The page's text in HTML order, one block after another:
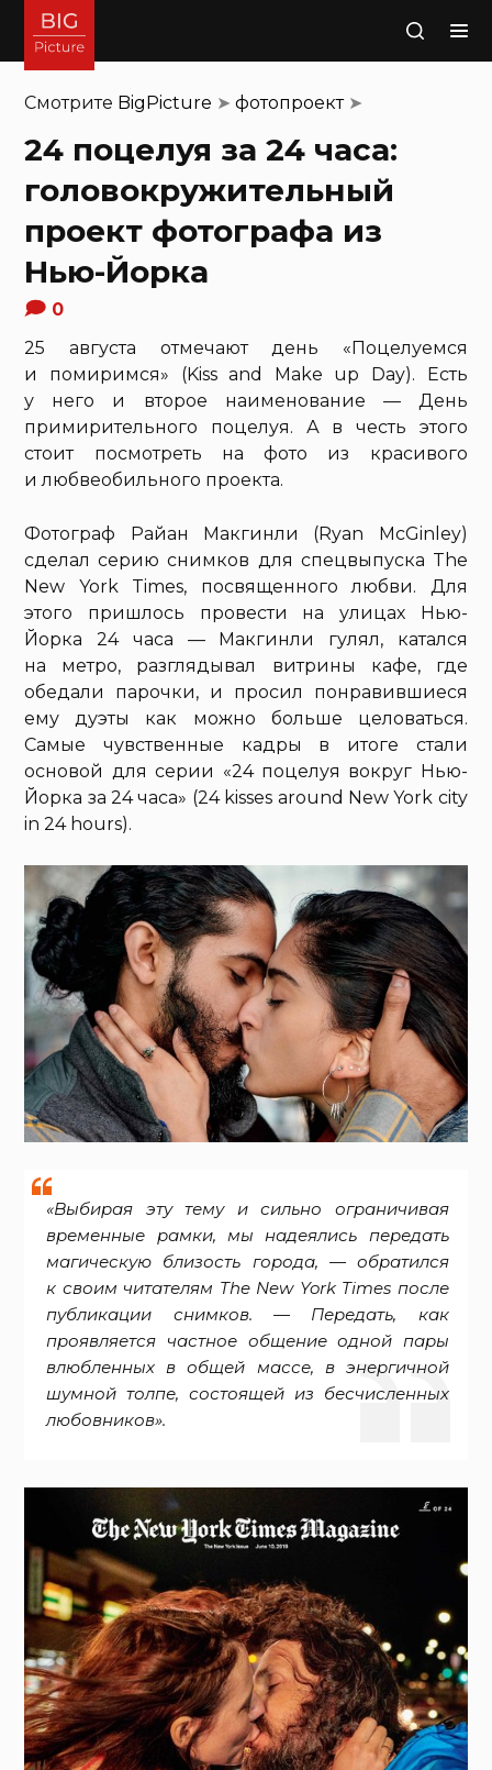
Поиск
Смотрите BigPicture ➤фотопроект➤
24 поцелуя за 24 часа:
головокружительный
проект фотографа из
Нью-Йорка
0
25 августа отмечают день «Поцелуемся
и помиримся» (Kiss and Make up Day). Есть
у него и второе наименование — День
примирительного поцелуя. А в честь этого
стоит посмотреть на фото из красивого
и любвеобильного проекта.
Фотограф Райан Макгинли (Ryan McGinley)
сделал серию снимков для спецвыпуска The
New York Times, посвященного любви. Для
этого пришлось провести на улицах Нью-
Йорка 24 часа — Макгинли гулял, катался
на метро, разглядывал витрины кафе, где
обедали парочки, и просил понравившиеся
ему дуэты как можно больше целоваться.
Самые чувственные кадры в итоге стали
основой для серии «24 поцелуя вокруг Нью-
Йорка за 24 часа» (24 kisses around New York city
in 24 hours).
«Выбирая эту тему и сильно ограничивая
временные рамки, мы надеялись передать
магическую близость города, — обратился
к своим читателям The New York Times после
публикации снимков. — Передать, как
проявляется частное общение одной пары
влюбленных в общей массе, в энергичной
шумной толпе, состоящей из бесчисленных
любовников».